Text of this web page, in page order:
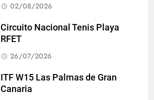
02/08/2026
Circuito Nacional Tenis Playa
RFET
26/07/2026
ITF W15 Las Palmas de Gran
Canaria